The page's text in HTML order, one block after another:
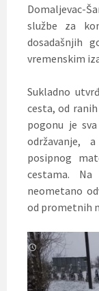
Domaljevac-
službe za
dosadašnjih
vremenskim
Sukladno
cesta, od
pogonu je
održavanje,
posipnog
cestama.
neometano
od prometnih